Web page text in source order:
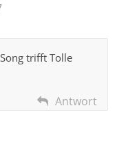
trifft Tolle
Antwort